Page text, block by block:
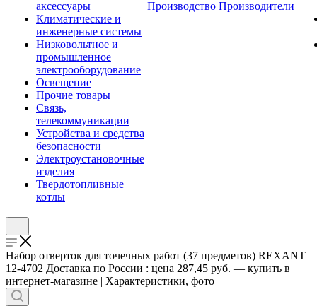
аксессуары
Климатические и
инженерные системы
Низковольтное и
промышленное
электрооборудование
Освещение
Прочие товары
Связь,
телекоммуникации
Устройства и средства
безопасности
Электроустановочные
изделия
Твердотопливные
котлы
Производство Производители
Набор отверток для точечных работ (37 предметов) REXANT
12-4702 Доставка по России : цена 287,45 руб. — купить в
интернет-магазине | Характеристики, фото